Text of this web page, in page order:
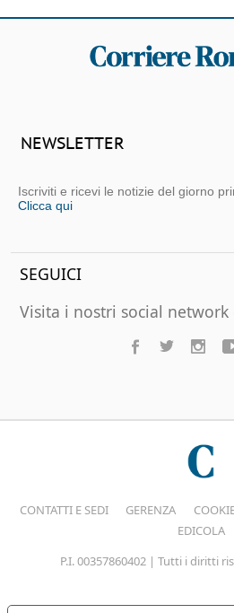
NEWSLETTER
Iscriviti e ricevi le notizie del giorno
Clicca qui
SEGUICI
Visita i nostri social
CONTATTI E SEDI GERENZA
EDICOLA
P.I. 00357860402 | Tutti i diritti